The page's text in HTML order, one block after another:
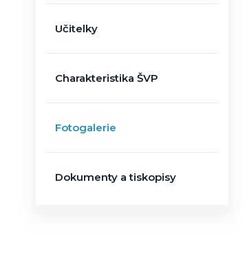
Učitelky
Charakteristika ŠVP
Fotogalerie
Dokumenty a tiskopisy